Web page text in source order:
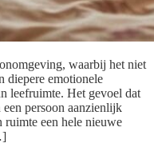
waarbij het niet
diepere emotionele
leefruimte. Het gevoel dat
persoon aanzienlijk
ruimte een hele nieuwe